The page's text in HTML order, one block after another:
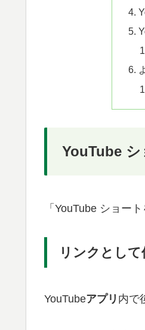
YouTube シ
「YouTube ショート
リンクとして
YouTubeアプリ 内で